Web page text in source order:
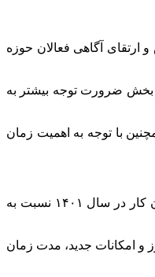
ارتقای آگاهی فعالان حوزه
بخش ضرورت توجه بیشتر به
هیات تشخیص صادر و ابلاغ شده است.همچنین با توجه به اهمیت زمان
بر اساس گزارش مرکز برنامه‌ریزی و اطلاعات راهبردی وزارت تعاون، کار و رفاه اجتماعی، تعداد پرونده‌های واصله و آرای صادره و سازشی دعاوی کار کارگران مشمول قانون کار در سال ۱۴۰۱ نسبت به
و امکانات جدید، مدت زمان